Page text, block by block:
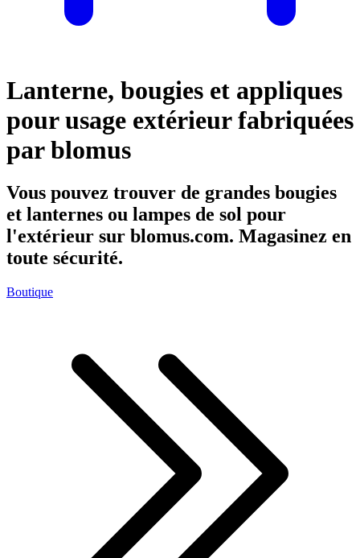
Lanterne, bougies et appliques
pour usage extérieur fabriquées
par blomus
Vous pouvez trouver de grandes bougies
et lanternes ou lampes de sol pour
l'extérieur sur blomus.com. Magasinez en
toute sécurité.
Boutique